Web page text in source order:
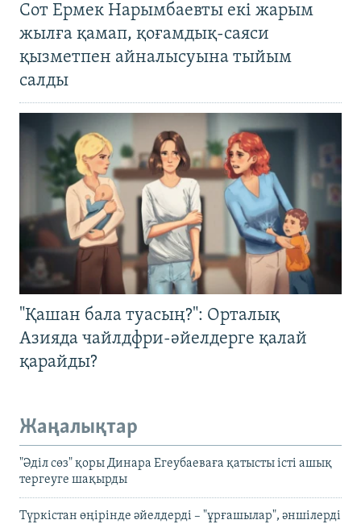
Сот Ермек Нарымбаевты екі жарым
жылға қамап, қоғамдық-саяси
қызметпен айналысуына тыйым
салды
"Қашан бала туасың?": Орталық
Азияда чайлдфри-әйелдерге қалай
қарайды?
Жаңалықтар
"Әділ сөз" қоры Динара Егеубаеваға қатысты істі ашық
тергеуге шақырды
Түркістан өңірінде әйелдерді – "ұрғашылар", әншілерді